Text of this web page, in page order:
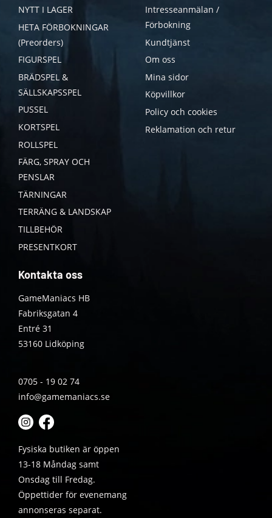
NYTT I LAGER
HETA FÖRBOKNINGAR
(Preorders)
FIGURSPEL
BRÄDSPEL &
SÄLLSKAPSSPEL
PUSSEL
KORTSPEL
ROLLSPEL
FÄRG, SPRAY OCH
PENSLAR
TÄRNINGAR
TERRÄNG & LANDSKAP
TILLBEHÖR
PRESENTKORT
Intresseanmälan /
Förbokning
Kundtjänst
Om oss
Mina sidor
Köpvillkor
Policy och cookies
Reklamation och retur
Kontakta oss
GameManiacs HB
Fabriksgatan 4
Entré 31
53160 Lidköping
0705 - 19 02 74
info@gamemaniacs.se
Fysiska butiken är öppen
13-18 Måndag samt
Onsdag till Fredag.
Öppettider för evenemang
annonseras separat.